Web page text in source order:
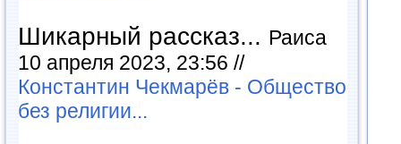
Шикарный рассказ... Раиса
10 апреля 2023, 23:56 //
Константин Чекмарёв - Общество
без религии...